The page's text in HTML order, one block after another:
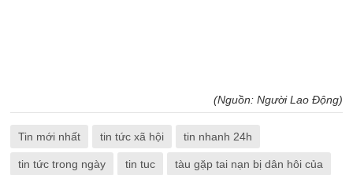
(Nguồn: Người Lao Động)
Tin mới nhất tin tức xã hội tin nhanh 24h
tin tức trong ngày tin tuc tàu gặp tai nạn bị dân hôi của